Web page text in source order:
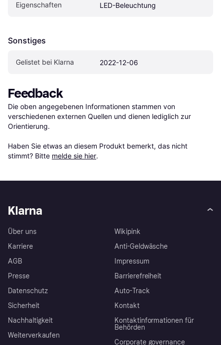
Eigenschaften LED-Beleuchtung
Sonstiges
Gelistet bei Klarna 2022-12-06
Feedback
Die oben angegebenen Informationen stammen von
verschiedenen externen Quellen und dienen lediglich zur
Orientierung.
Haben Sie etwas an diesem Produkt bemerkt, das nicht
stimmt? Bitte melde sie hier.
Klarna
Über uns
Karriere
AGB
Presse
Datenschutz
Sicherheit
Nachhaltigkeit
Weiterverkaufen
Wikipink
Anti-Geldwäsche
Impressum
Barrierefreiheit
Auto-Track
Kontakt
Kontaktinformationen für
Behörden
Corporate governance